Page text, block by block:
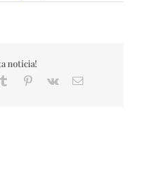
noticia!
Tumblr Pinterest
Vk
Correo